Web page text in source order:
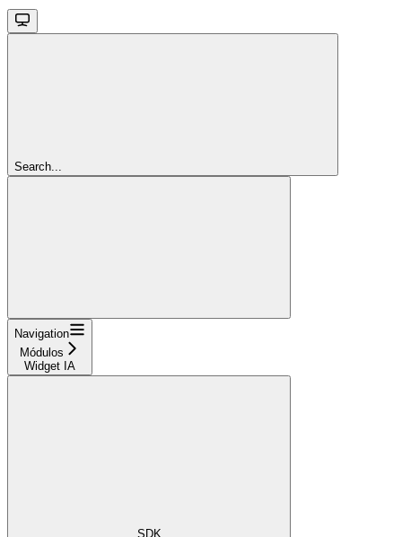
Search...
Navigation
Módulos
Widget IA
SDK